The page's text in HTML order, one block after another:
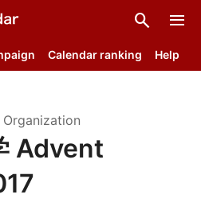
search menu
Calendar ranking Help
Organization
Advent